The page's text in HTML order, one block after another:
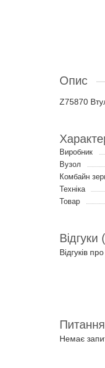
Опис
Z75870
Виробник
Вузол
Комбайн
Техніка
Товар
Відгуки
Відгуків
Немає